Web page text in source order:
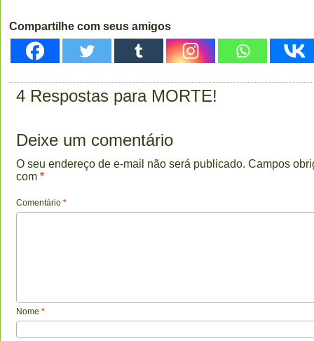
Compartilhe com seus amigos
4 Respostas para MORTE!
Deixe um comentário
O seu endereço de e-mail não será publicado. Campos
com *
Comentário *
Nome *